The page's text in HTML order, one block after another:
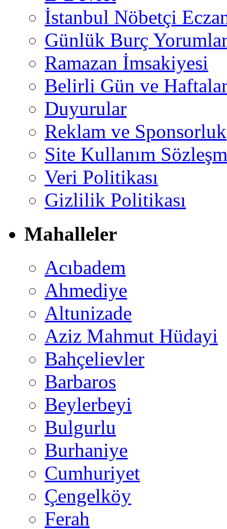
İstanbul Nöbetçi
Günlük Burç
Ramazan İmsakiyesi
Belirli Gün ve
Duyurular
Reklam ve Sponsorluk
Site Kullanım
Veri Politikası
Gizlilik Politikası
Mahalleler
Acıbadem
Ahmediye
Altunizade
Aziz Mahmut Hüdayi
Bahçelievler
Barbaros
Beylerbeyi
Bulgurlu
Burhaniye
Cumhuriyet
Çengelköy
Ferah